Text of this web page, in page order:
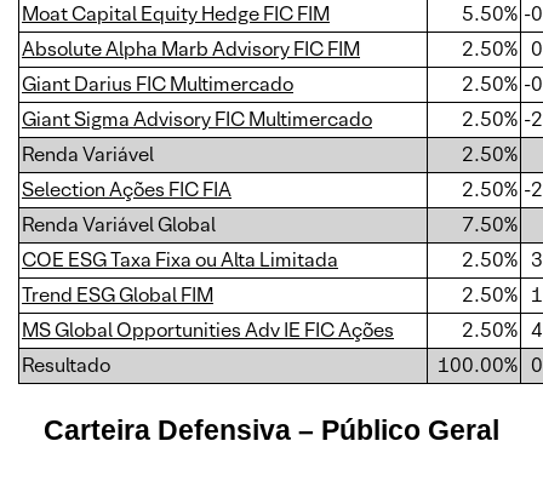
Moat Capital Equity Hedge FIC FIM
5.50% -
Absolute Alpha Marb Advisory FIC FIM
2.50%
Giant Darius FIC Multimercado
2.50% -
Giant Sigma Advisory FIC Multimercado
2.50% -
Renda Variável
2.50%
Selection Ações FIC FIA
2.50% -
Renda Variável Global
7.50%
COE ESG Taxa Fixa ou Alta Limitada
2.50%
Trend ESG Global FIM
2.50%
MS Global Opportunities Adv IE FIC Ações
2.50%
Resultado
100.00%
Carteira Defensiva – Público Geral